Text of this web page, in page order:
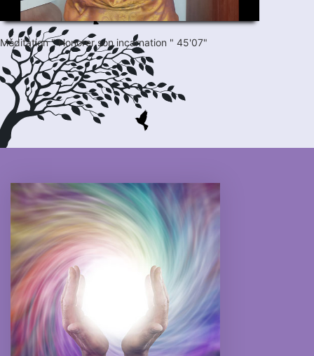
Méditation " Honorer son incarnation " 45'07"